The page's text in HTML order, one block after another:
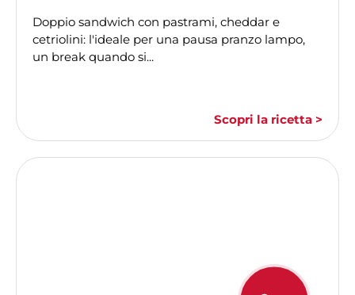
Doppio sandwich con pastrami, cheddar e
cetriolini: l'ideale per una pausa pranzo lampo,
un break quando si...
Scopri la ricetta >